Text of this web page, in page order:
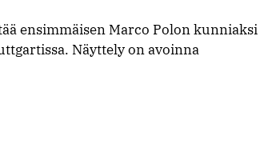
ensimmäisen Marco Polon kunniaksi
Näyttely on avoinna